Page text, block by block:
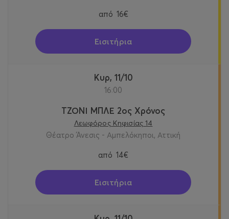
από 16€
Εισιτήρια
Κυρ, 11/10
16:00
ΤΖΟΝΙ ΜΠΛΕ 2ος Χρόνος
Λεωφόρος Κηφισίας 14
Θέατρο Άνεσις - Αμπελόκηποι, Αττική
από 14€
Εισιτήρια